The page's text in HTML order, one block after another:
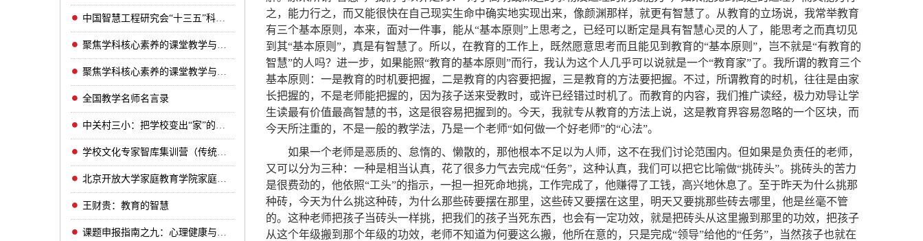
中国智慧工程研究会“十三五”科研规划课题管
聚焦学科核心素养的课堂教学与研课磨课（小学
聚焦学科核心素养的课堂教学与研课磨课（初中
全国教学名师名言录
中关村三小：把学校变出“家”的味道！
学校文化专家智库集训营（传统文化主题学校方
北京开放大学家庭教育学院家庭教育实验综合项
王财贵：教育的智慧
课题申报指南之九：心理健康与卫生教育研究（
之，能力行之，而又能很快在自己现实生命中确实地实现出来，像颜渊那样，就更有智慧了。从教育的立场说，我常举教育
有三个基本原则，本来，面对一件事，能从“基本原则”上思考之，已经可以断定是具有智慧心灵的人了，能思考之而真切见
到其“基本原则”，真是有智慧了。所以，在教育的工作上，既然愿意思考而且能见到教育的“基本原则”，岂不就是“有教育的
智慧”的人吗？进一步，如果能照“教育的基本原则”而行，我认为这个人几乎可以说就是一个“教育家”了。我所谓的教育三个
基本原则：一是教育的时机要把握，二是教育的内容要把握，三是教育的方法要把握。不过，所谓教育的时机，往往是由家
长把握的，不是老师能把握的，因为孩子送来受教时，或许已经错过时机了。而教育的内容，我们推广读经，极力劝导让学
生读最有价值最高智慧的书，这是很容易把握到的。今天，我就专从教育的方法上说，这是教育界容易忽略的一个区块，而
今天所注重的，不是一般的教学法，乃是一个老师“如何做一个好老师”的“心法”。
如果一个老师是恶质的、怠惰的、懒散的，那他根本不足以为人师，这不在我们讨论范围内。但如果是负责任的老师，
又可以分为三种：一种是相当认真，花了很多力气去完成“任务”，这种认真，我们可以把它比喻做“挑砖头”。挑砖头的苦力
是很费劲的，他依照“工头”的指示，一担一担死命地挑，工作完成了，他赚得了工钱，高兴地休息了。至于昨天为什么挑那
种砖，今天为什么挑这种砖，为什么那些砖要摆在那里，这些砖又要摆在这里，明天又要挑那些砖去哪里，他是丝毫不管
的。这种老师把孩子当砖头一样挑，把我们的孩子当死东西，也会有一定功效，就是把砖头从这里搬到那里的功效，把孩子
从这个年级搬到那个年级的功效，老师不知道为何要这么搬，他所在意的，只是完成“领导”给他的“任务”，当然孩子也就在